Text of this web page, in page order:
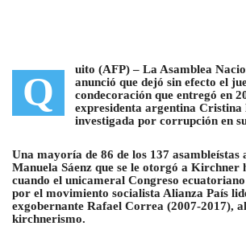
Q uito (AFP) – La Asamblea
anunció que dejó sin efecto el
condecoración que entregó en
expresidenta argentina
investigada por corrupción en
Una mayoría de 86 de los 137 asambleístas
Manuela Sáenz que se le otorgó a Kirchner
cuando el unicameral Congreso
por el movimiento socialista Alianza País
exgobernante Rafael Correa (2007-2017),
kirchnerismo.